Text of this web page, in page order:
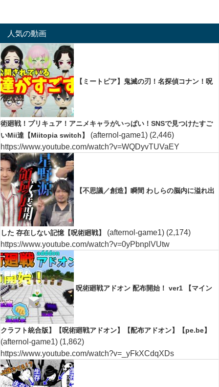
人気の動画
【ミートピア】鬼滅の刃！名探偵コナン！呪
術廻戦！プリキュア！アニメキャラがいっぱい！SNSで見つけたすご
いMii達【Miitopia switch】
(afternol-game1) (2,446)
https://www.youtube.com/watch?v=WQDyvTUVaEY
【不思議／創造】瞬間 わしらの脳内に溢れ出
した 存在しない記憶【呪術廻戦】 (afternol-game1) (2,174)
https://www.youtube.com/watch?v=0yPbnplVUtw
呪術廻戦アドオン 配布開始！ ver1 【マイン
クラフト統合版】【呪術廻戦アドオン】【配布アドオン】【pe.be】
(afternol-game1) (1,862)
https://www.youtube.com/watch?v=_yFkXCdqXDs